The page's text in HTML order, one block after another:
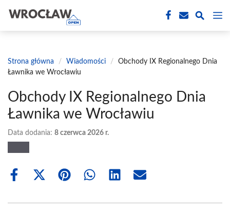
treści
Strona główna / Wiadomości /
Obchody IX Regionalnego Dnia
Ławnika we Wrocławiu
Obchody IX Regionalnego Dnia
Ławnika we Wrocławiu
Data dodania: 8 czerwca 2026 r.
Share
Share
(Twitter)
Share Share Share Share